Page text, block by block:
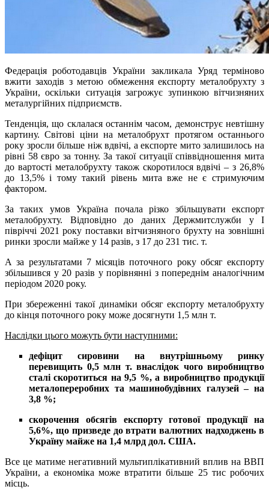
Федерація роботодавців України закликала Уряд терміново
вжити заходів з метою обмеження експорту металобрухту з
України, оскільки ситуація загрожує зупинкою вітчизняних
металургійних підприємств.
Тенденція, що склалася останнім часом, демонструє невтішну
картину. Світові ціни на металобрухт протягом останнього
року зросли більше ніж вдвічі, а експорте мито залишилось на
рівні 58 євро за тонну. За такої ситуації співвідношення мита
до вартості металобрухту також скоротилося вдвічі – з 26,8%
до 13,5% і тому такий рівень мита вже не є стримуючим
фактором.
За таких умов Україна почала різко збільшувати експорт
металобрухту. Відповідно до даних Держмитслужби у І
півріччі 2021 року поставки вітчизняного брухту на зовнішні
ринки зросли майже у 14 разів, з 17 до 231 тис. т.
А за результатами 7 місяців поточного року обсяг експорту
збільшився у 20 разів у порівнянні з попереднім аналогічним
періодом 2020 року.
При збереженні такої динаміки обсяг експорту металобрухту
до кінця поточного року може досягнути 1,5 млн т.
Наслідки цього можуть бути наступними:
дефіцит сировини на внутрішньому ринку
перевищить 0,5 млн т. внаслідок чого виробництво
сталі скоротиться на 9,5 %, а виробництво продукції
металопереробних та машинобудівних галузей – на
3,8 %;
скорочення обсягів експорту готової продукції на
5,6%, що призведе до втрати валютних надходжень в
Україну майже на 1,4 млрд дол. США.
Все це матиме негативний мультиплікативний вплив на ВВП
України, а економіка може втратити більше 25 тис робочих
місць.